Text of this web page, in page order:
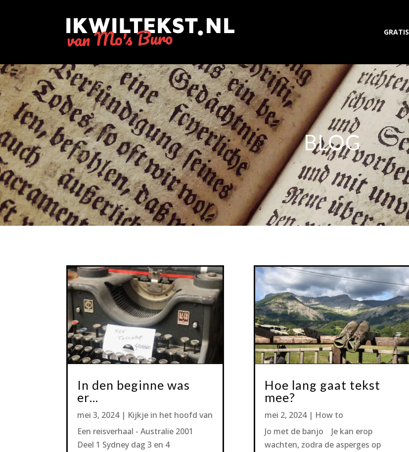
GRATIS
BLOG
In den beginne was
er…
mei 3, 2024| Kijkje in het hoofd van
Een reisverhaal - Australie 2001
Deel 1 Sydney dag 3 en 4
Hoe lang gaat tekst
mee?
mei 2, 2024| How to
Jo met de banjo Je kan erop
wachten, zodra de asperges op